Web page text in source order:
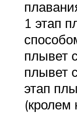
1 этап
плывет
плывет
этап
(кролем